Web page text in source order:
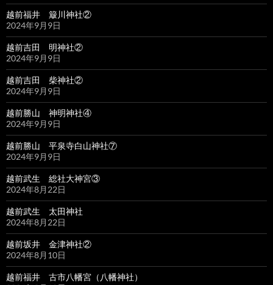
越前福井 簸川神社②
2024年9月9日
越前吉田 明神社②
2024年9月9日
越前吉田 柴神社②
2024年9月9日
越前勝山 神明神社④
2024年9月9日
越前勝山 平泉寺白山神社⑦
2024年9月9日
越前武生 総社大神宮③
2024年8月22日
越前武生 太田神社
2024年8月22日
越前坂井 金津神社②
2024年8月10日
越前福井 古市八幡宮（八幡神社）